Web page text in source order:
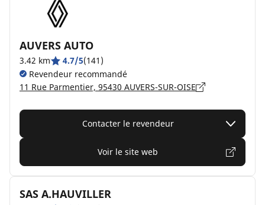
AUVERS AUTO
3.42 km 4.7/5(141)
Revendeur recommandé
11 Rue Parmentier, 95430 AUVERS-SUR-OISE
Contacter le revendeur
Voir le site web
SAS A.HAUVILLER